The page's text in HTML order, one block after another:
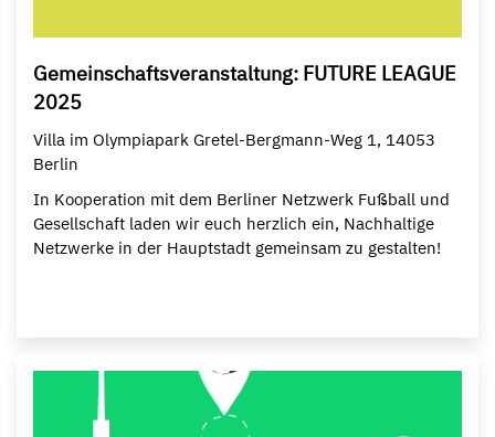
Gemeinschaftsveranstaltung: FUTURE LEAGUE
2025
Villa im Olympiapark Gretel-Bergmann-Weg 1, 14053
Berlin
In Kooperation mit dem Berliner Netzwerk Fußball und
Gesellschaft laden wir euch herzlich ein, Nachhaltige
Netzwerke in der Hauptstadt gemeinsam zu gestalten!